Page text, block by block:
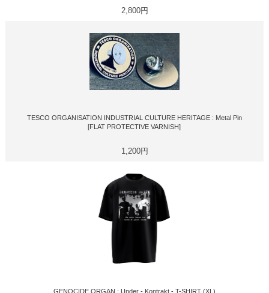
2,800円
TESCO ORGANISATION INDUSTRIAL CULTURE HERITAGE : Metal Pin
[FLAT PROTECTIVE VARNISH]
1,200円
GENOCIDE ORGAN : Under - Kontrakt - T-SHIRT (XL)